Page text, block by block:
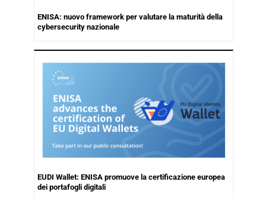
ENISA: nuovo framework per valutare la maturità della
cybersecurity nazionale
EUDI Wallet: ENISA promuove la certificazione europea
dei portafogli digitali